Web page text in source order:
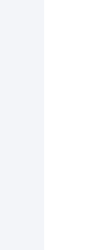
简单
打女
教师